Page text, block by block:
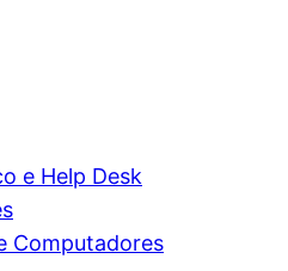
e Help Desk
Computadores